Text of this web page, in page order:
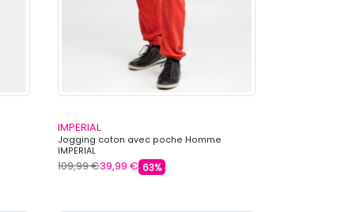
IMPERIAL
Jogging coton avec poche Homme
IMPERIAL
109,99 €39,99 € 63%